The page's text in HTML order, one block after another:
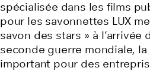
spécialisée dans les films
pour les savonnettes LUX
savon des stars » à
seconde guerre mondiale,
important pour des